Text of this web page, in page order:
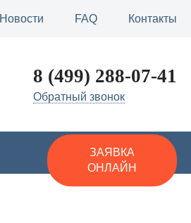
Новости FAQ Контакты
8 (499) 288-07-41
Обратный звонок
ЗАЯВКА
ОНЛАЙН